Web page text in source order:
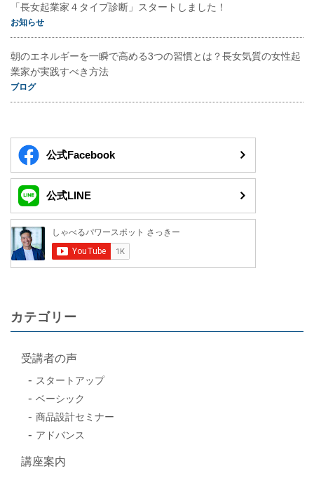
「長女起業家４タイプ診断」スタートしました！
お知らせ
朝のエネルギーを一瞬で高める3つの習慣とは？長女気質の女性起
業家が実践すべき方法
ブログ
公式Facebook
公式LINE
カテゴリー
受講者の声
スタートアップ
ベーシック
商品設計セミナー
アドバンス
講座案内